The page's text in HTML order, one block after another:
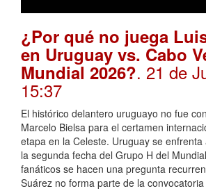
¿Por qué no juega
en Uruguay vs. Cabo
Mundial 2026?. 21 de
15:37
El histórico delantero uruguayo no fue
Marcelo Bielsa para el certamen
etapa en la Celeste. Uruguay se
la segunda fecha del Grupo H del
fanáticos se hacen una pregunta
Suárez no forma parte de la